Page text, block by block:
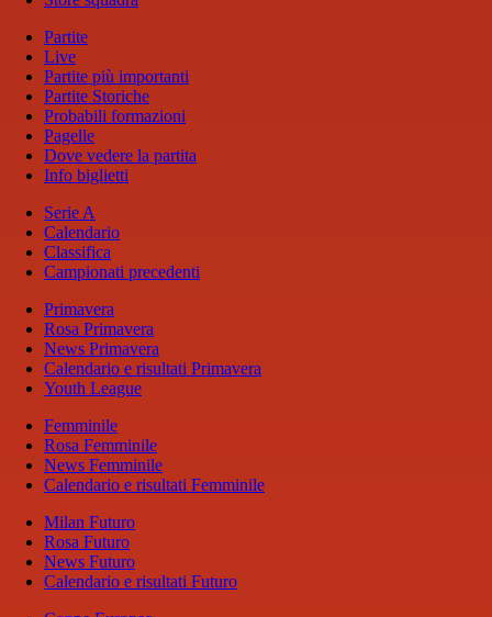
Partite
Live
Partite più importanti
Partite Storiche
Probabili formazioni
Pagelle
Dove vedere la partita
Info biglietti
Serie A
Calendario
Classifica
Campionati precedenti
Primavera
Rosa Primavera
News Primavera
Calendario e risultati Primavera
Youth League
Femminile
Rosa Femminile
News Femminile
Calendario e risultati Femminile
Milan Futuro
Rosa Futuro
News Futuro
Calendario e risultati Futuro